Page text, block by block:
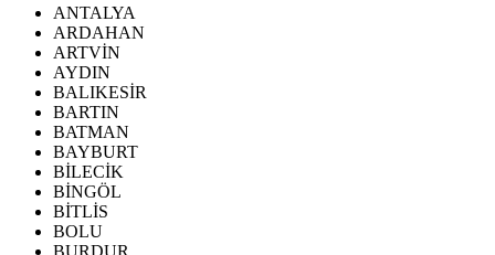
ANTALYA
ARDAHAN
ARTVİN
AYDIN
BALIKESİR
BARTIN
BATMAN
BAYBURT
BİLECİK
BİNGÖL
BİTLİS
BOLU
BURDUR